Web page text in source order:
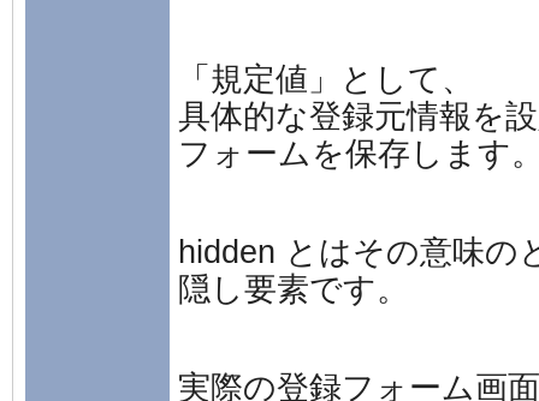
「規定値」として、
具体的な登録元情報を
フォームを保存します
hidden とはその意味の
隠し要素です。
実際の登録フォーム画